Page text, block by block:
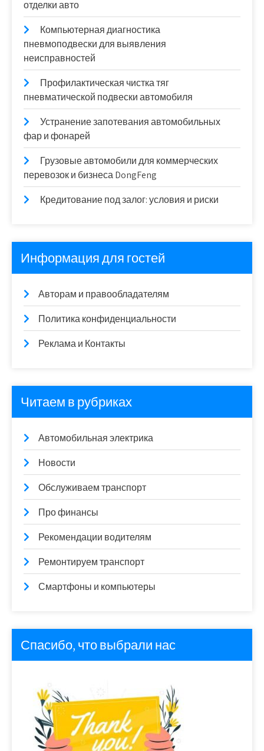
отделки авто
Компьютерная диагностика
пневмоподвески для выявления
неисправностей
Профилактическая чистка тяг
пневматической подвески автомобиля
Устранение запотевания автомобильных
фар и фонарей
Грузовые автомобили для коммерческих
перевозок и бизнеса DongFeng
Кредитование под залог: условия и риски
Информация для гостей
Авторам и правообладателям
Политика конфиденциальности
Реклама и Контакты
Читаем в рубриках
Автомобильная электрика
Новости
Обслуживаем транспорт
Про финансы
Рекомендации водителям
Ремонтируем транспорт
Смартфоны и компьютеры
Спасибо, что выбрали нас